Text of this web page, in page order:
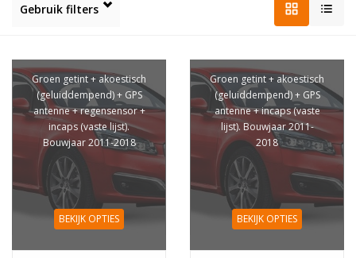
Gebruik filters
Groen getint + akoestisch
(geluiddempend) + GPS
antenne + regensensor +
incaps (vaste lijst).
Bouwjaar 2011-2018
BEKIJK OPTIES
Groen getint + akoestisch
(geluiddempend) + GPS
antenne + incaps (vaste
lijst). Bouwjaar 2011-
2018
BEKIJK OPTIES